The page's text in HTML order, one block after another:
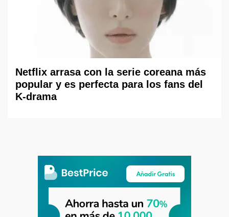
Netflix arrasa con la serie coreana más
popular y es perfecta para los fans del
K-drama